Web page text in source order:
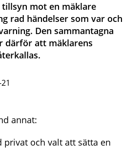
mot en mäklare
rad händelser som var och
Den sammantagna
därför att mäklarens
annat:
privat och valt att sätta en